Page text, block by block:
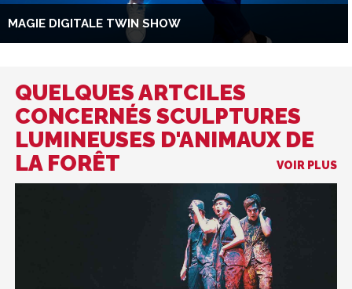
MAGIE DIGITALE TWIN SHOW
QUELQUES ARTCILES
CONCERNÉS SCULPTURES
LUMINEUSES D'ANIMAUX DE
LA FORÊT
VOIR PLUS